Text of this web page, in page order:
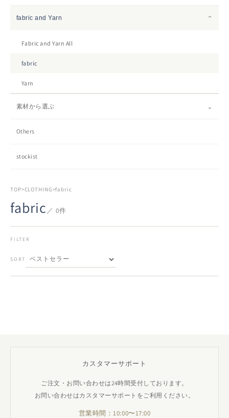
fabric and Yarn ⌄
Fabric and Yarn All
fabric
Yarn
素材から選ぶ ⌄
Others
stockist
TOP>CLOTHING>fabric
fabric ／ 0件
FILTER
SORT
カスタマーサポート
ご注文・お問い合わせは24時間受付しております。
お問い合わせはカスタマーサポートをご利用ください。
営業時間：10:00〜17:00